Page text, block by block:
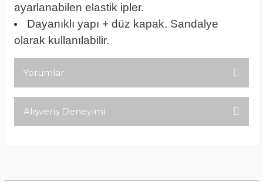
ayarlanabilen elastik ipler.
Dayanıklı yapı + düz kapak. Sandalye
olarak kullanılabilir.
Yorumlar
Alışveriş Deneyimi